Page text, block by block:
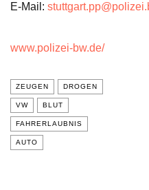
E-Mail:
www.polizei-bw.de/
ZEUGEN DROGEN
VW BLUT
FAHRERLAUBNIS
AUTO